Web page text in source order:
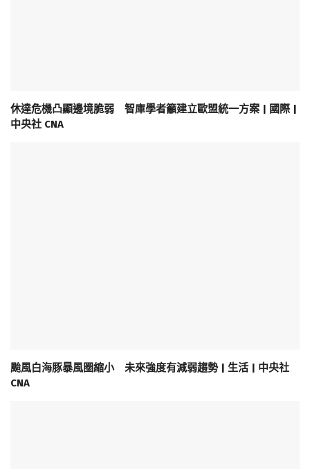
休達危機凸顯邊境脆弱 智庫學者籲建立歐盟統一方案 | 國際 |
中央社 CNA
颱風白海豚暴風圈縮小 未來強度有減弱趨勢 | 生活 | 中央社
CNA